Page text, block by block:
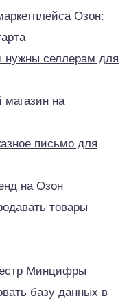
Озон:
нужны селлерам для
магазин на
письмо для
на Озон
товары
Минцифры
базу данных в